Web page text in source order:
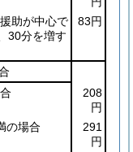
助が中心で
30分を増す
83円
208
円
の場合
291
円